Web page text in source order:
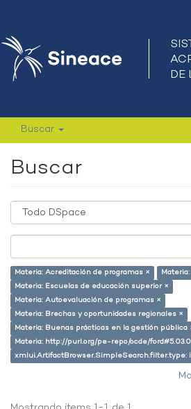
Buscar
Buscar
Materia: Acreditación de programas ×
Materia: Escuelas de educación superior ×
Materia: Autoevaluación de programas ×
Materia: Brechas y oportunidades regionales ×
Materia: Buenas prácticas en la gestión pública
Materia: http://purl.org/pe-repo/ocde/